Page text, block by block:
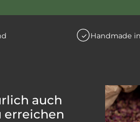
Handmade
auch
erreichen